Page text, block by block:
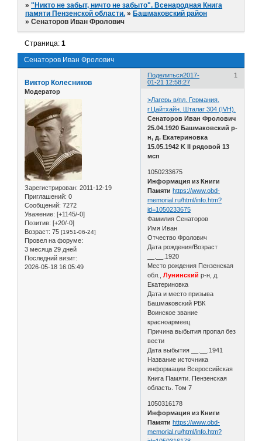
»"Никто не забыт, ничто не забыто". Всенародная Книга
памяти Пензенской области. » Башмаковский район
»Сенаторов Иван Фролович
Сенаторов Иван Фролович
Страница:1
Поделиться 1
2017-
01-21 12:58:27
Виктор Колесников
Модератор
Зарегистрирован: 2011-12-19
Приглашений: 0
Сообщений: 7272
Уважение: [+1145/-0]
Позитив: [+20/-0]
Возраст: 75 [1951-06-24]
Провел на форуме:
3 месяца 29 дней
Последний визит:
2026-05-18 16:05:49
>Лагерь в/пл. Германия.
г.Цайтхайн. Шталаг 304 (IVH).
Сенаторов Иван Фролович
25.04.1920 Башмаковский р-
н, д. Екатериновка
15.05.1942 K II рядовой 13
мсп
1050233675
Информация из Книги
Памяти https://www.obd-
memorial.ru/html/info.htm?
id=1050233675
Фамилия Сенаторов
Имя Иван
Отчество Фролович
Дата рождения/Возраст
__.__.1920
Место рождения Пензенская
обл.,Лунинский р-н, д.
Екатериновка
Дата и место призыва
Башмаковский РВК
Воинское звание
красноармеец
Причина выбытия пропал без
вести
Дата выбытия __.__.1941
Название источника
информации Всероссийская
Книга Памяти. Пензенская
область. Том 7
1050316178
Информация из Книги
Памяти https://www.obd-
memorial.ru/html/info.htm?